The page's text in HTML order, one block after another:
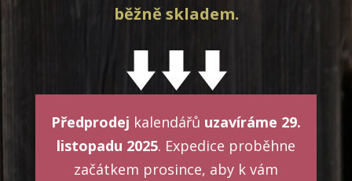
běžně skladem.
Předprodej kalendářů uzavíráme 29.
listopadu 2025. Expedice proběhne
začátkem prosince, aby k vám